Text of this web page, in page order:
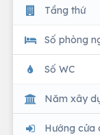
Tầng thứ
Số phòng
Số WC
Năm xây
Hướng cửa